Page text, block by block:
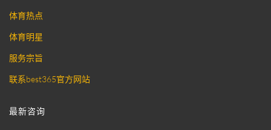
体育热点
体育明星
服务宗旨
联系best365官方网站
最新咨询